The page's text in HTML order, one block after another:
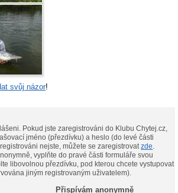
svůj názor!
Pokud jste zaregistrováni do Klubu Chytej.cz,
jméno (přezdívku) a heslo (do levé části
ještě registrováni nejste, můžete se zaregistrovatzde
vyplňte do pravé části formuláře svou
libovolnou přezdívku, pod kterou chcete vystupovat
jiným registrovaným uživatelem).
Přispívám anonymně